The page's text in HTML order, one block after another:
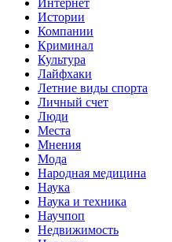
Интернет
Истории
Компании
Криминал
Культура
Лайфхаки
Летние виды спорта
Личный счет
Люди
Места
Мнения
Мода
Народная медицина
Наука
Наука и техника
Научпоп
Недвижимость